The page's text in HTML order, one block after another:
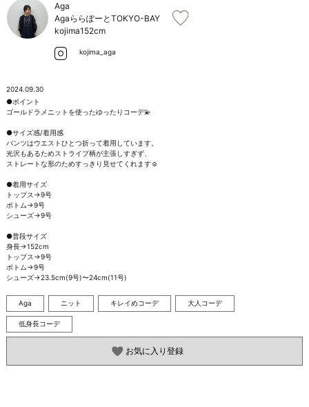
Aga
AgaららぽーとTOKYO-BAY
kojima152cm
kojima_aga
2024.09.30
●ポイント
ゴールドラメニットを使ったゆったりコーデ💫
●サイズ感/着用感
パンツはウエストひとつ折って着用しています。
光沢もあるためストライプ柄が主張しすぎず、
ストレートな形のためすっきり見せてくれます☺︎
●着用サイズ
トップス→9号
ボトム→9号
シューズ→9号
●普段サイズ
身長→152cm
トップス→9号
ボトム→9号
シューズ→23.5cm(9号)〜24cm(11号)
Aga ニット キレイめコーデ 大人コーデ
低身長コーデ
お気に入り登録